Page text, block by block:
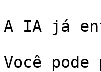
A IA já
Você